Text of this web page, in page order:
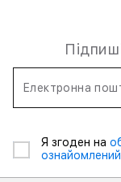
Електронна
Я згоден на